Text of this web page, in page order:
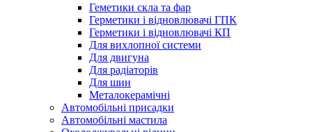
Геметики скла та фар
Герметики і відновлювачі ГПК
Герметики і відновлювачі КП
Для вихлопної системи
Для двигуна
Для радіаторів
Для шин
Металокерамічні
Автомобільні присадки
Автомобільні мастила